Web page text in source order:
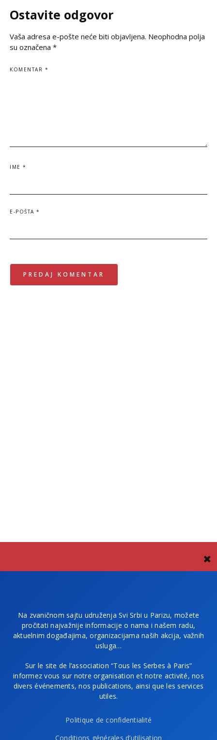
dostojanstveno odaje počast
Ostavite odgovor
Vaša adresa e-pošte neće biti objavljena. Neophodna polja
su označena *
KOMENTAR *
IME *
E-POŠTA *
Na zvaničnom sajtu udruženja Svi Srbi u Parizu, možete
pročitati najvažnije informacije o nama i našem radu,
aktuelnim događajima, organizacijama naših akcija, važnih
usluga…
Sur le site de l’association “Tous les Serbes à Paris”
informez vous sur notre organisation et notre activité, nos
divers événements, nos publications, ainsi que les services
utiles.
Politique de confidentialité
Conditions générales d’utilisation